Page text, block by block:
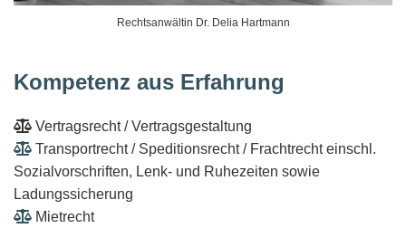
Rechtsanwältin Dr. Delia Hartmann
Kompetenz aus Erfahrung
 Vertragsrecht / Vertragsgestaltung
 Transportrecht / Speditionsrecht / Frachtrecht einschl.
Sozialvorschriften, Lenk- und Ruhezeiten sowie
Ladungssicherung
 Mietrecht